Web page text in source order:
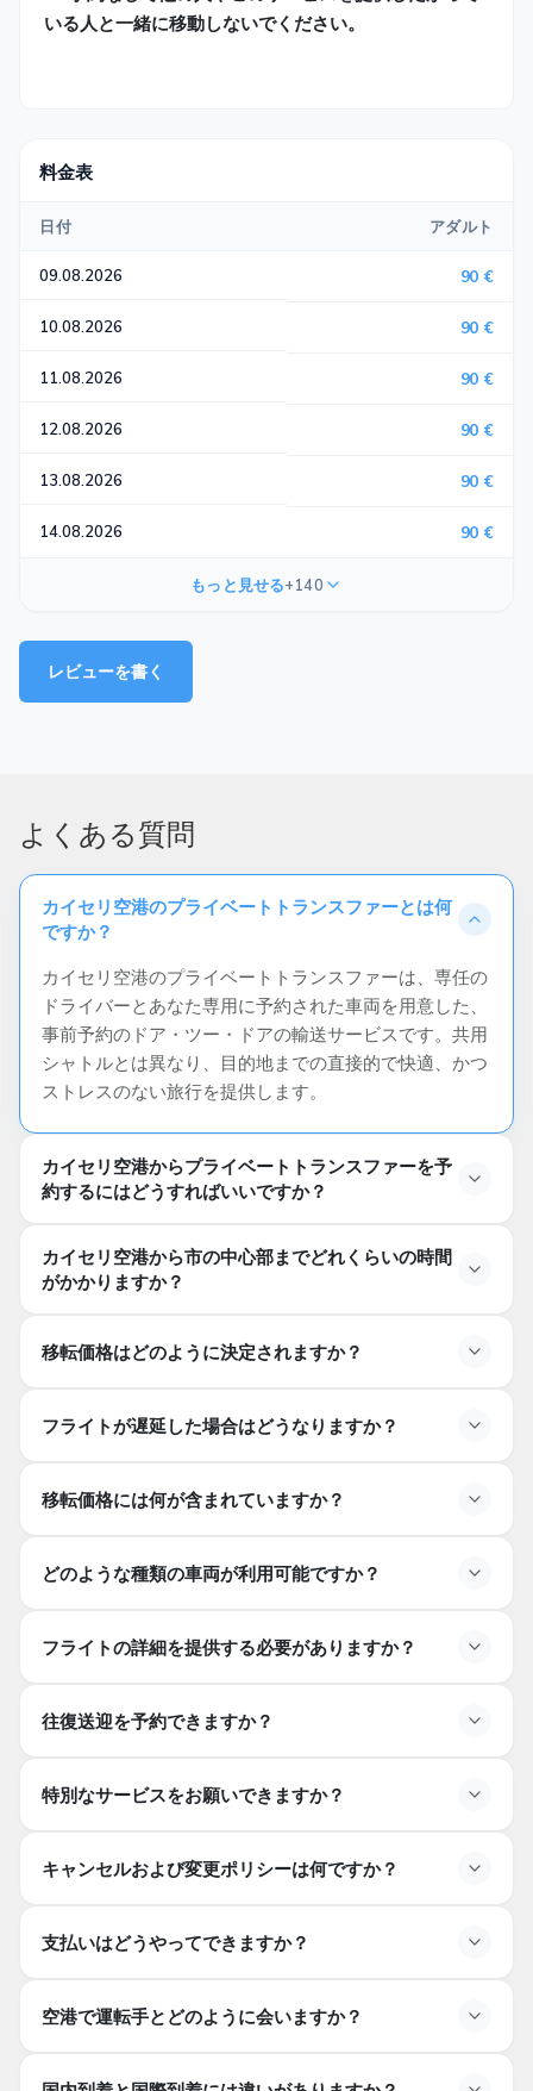
いる人と一緒に移動しないでください。
料金表
日付 アダルト
09.08.2026 90 €
10.08.2026 90 €
11.08.2026 90 €
12.08.2026 90 €
13.08.2026 90 €
14.08.2026 90 €
もっと見せる+140
レビューを書く
よくある質問
カイセリ空港のプライベートトランスファーとは何
ですか？
カイセリ空港のプライベートトランスファーは、専任の
ドライバーとあなた専用に予約された車両を用意した、
事前予約のドア・ツー・ドアの輸送サービスです。共用
シャトルとは異なり、目的地までの直接的で快適、かつ
ストレスのない旅行を提供します。
カイセリ空港からプライベートトランスファーを予
約するにはどうすればいいですか？
オンライン予約フォームに記入する
客数）
カイセリ空港から市の中心部までどれくらいの時間
がかかりますか？
70分かかりますが、交通状況によって異なる場合があり
スなどの近隣地域への移動は、距離に応じてさらに時間
がかかることがあります。
移転価格はどのように決定されますか？
距離と目的地
追加サービス（チャイルドシート、延長待機時間など）
がない固定価格
フライトが遅延した場合はどうなりますか？
移転価格には何が含まれていますか？
空港での出迎え
どのような種類の車両が利用可能ですか？
ミニバン / MPV（4〜7人乗り）
ある車両
フライトの詳細を提供する必要がありますか？
往復送迎を予約できますか？
特別なサービスをお願いできますか？
キャンセルおよび変更ポリシーは何ですか？
遅延キャンセルに対する部分的な料金
支払いはどうやってできますか？
オンラインのクレジット/デビットカード支払い
空港で運転手とどのように会いますか？